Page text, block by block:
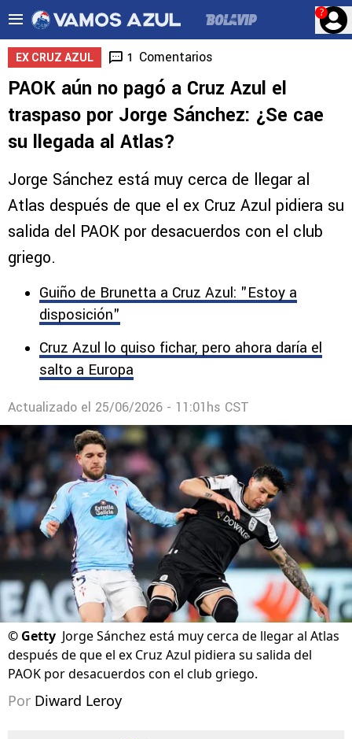
?
EX CRUZ AZUL 1 Comentarios
PAOK aún no pagó a Cruz Azul el
traspaso por Jorge Sánchez: ¿Se cae
su llegada al Atlas?
Jorge Sánchez está muy cerca de llegar al
Atlas después de que el ex Cruz Azul pidiera su
salida del PAOK por desacuerdos con el club
griego.
Guiño de Brunetta a Cruz Azul: "Estoy a
disposición"
Cruz Azul lo quiso fichar, pero ahora daría el
salto a Europa
Actualizado el 25/06/2026 - 11:01hs CST
© Getty Jorge Sánchez está muy cerca de llegar al Atlas
después de que el ex Cruz Azul pidiera su salida del
PAOK por desacuerdos con el club griego.
Por Diward Leroy